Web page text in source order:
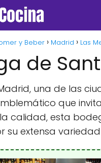
y Beber Madrid Las
de
una de las
que
calidad, esta
su extensa